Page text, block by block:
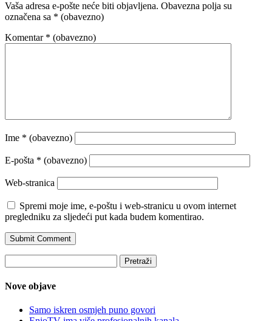
Vaša adresa e-pošte neće biti objavljena. Obavezna polja su
označena sa * (obavezno)
Komentar * (obavezno)
Ime * (obavezno)
E-pošta * (obavezno)
Web-stranica
Spremi moje ime, e-poštu i web-stranicu u ovom internet
pregledniku za sljedeći put kada budem komentirao.
Nove objave
Samo iskren osmjeh puno govori